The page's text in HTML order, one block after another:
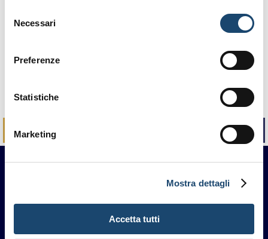
delNecessari
Preferenze
Statistiche
Marketing
Mostra dettagli
Accetta tutti